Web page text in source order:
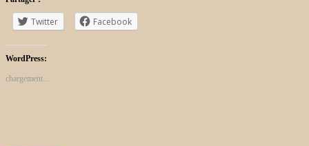
Twitter Facebook
WordPress:
chargement…